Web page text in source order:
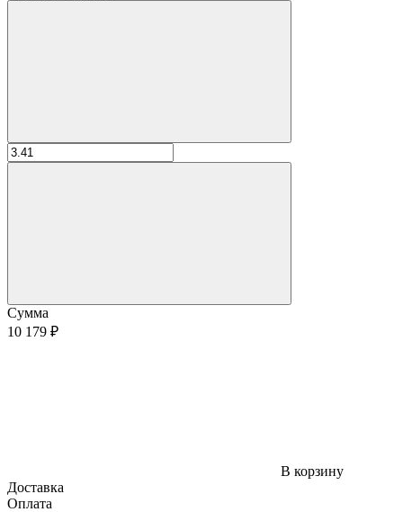
Сумма
10 179 ₽
В корзину
Доставка
Оплата